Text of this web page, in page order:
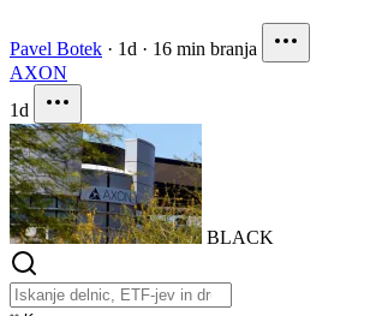
Pavel Botek · 1d · 16 min branja
AXON
1d
BLACK